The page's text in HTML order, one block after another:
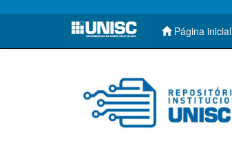
Skip
Página inicial